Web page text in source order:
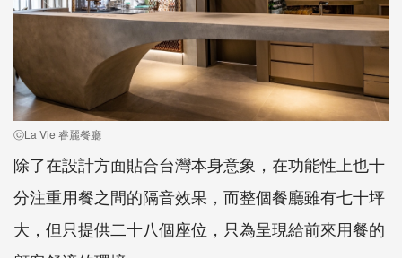
ⓒLa Vie 睿麗餐廳
除了在設計方面貼合台灣本身意象，在功能性上也十
分注重用餐之間的隔音效果，而整個餐廳雖有七十坪
大，但只提供二十八個座位，只為呈現給前來用餐的